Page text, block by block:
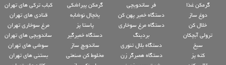
گرمکن غذا
دوغ ساز
خلال کن
ترولی آبچکان
سیخ
کته پز
فر ساندویچی
دستگاه خمیر پهن کن
دستگاه مرغ سوخاری
بردینگ
دستگاه بلال تنوری
دستگاه همبرگر زن
گرمکن پیراشکی
یخچال نوشابه
پاستا پز
دستگاه خمیرگیر
ساندویچ ساز
مخلوط کن صنعتی
کباب ترکی های تهران
قنادی های تهران
مرغ سوخاری تهران
ساندویچی های تهران
سوشی های تهران
بستنی های تهران